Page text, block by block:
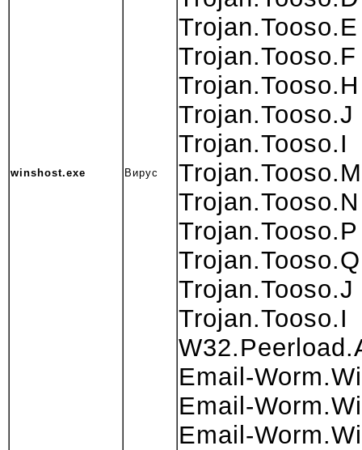
winshost.exe Вирус
Trojan.Tooso.E
Trojan.Tooso.F
Trojan.Tooso.H
Trojan.Tooso.J
Trojan.Tooso.I
Trojan.Tooso.M
Trojan.Tooso.N
Trojan.Tooso.P
Trojan.Tooso.Q
Trojan.Tooso.J
Trojan.Tooso.I
Email-
Email-
Email-